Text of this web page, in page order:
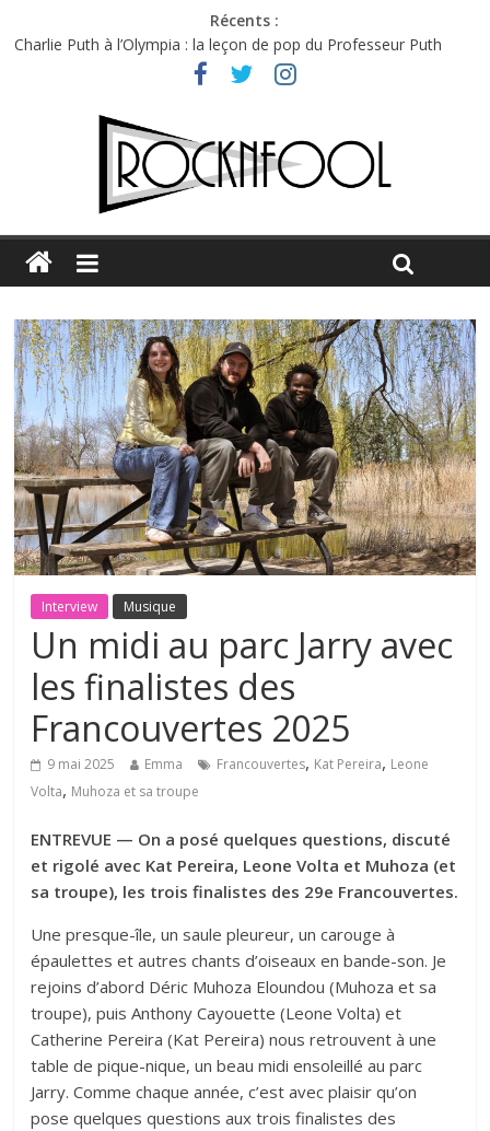
Récents :
Première édition du Midgard Festival : entre bière, métal et
Charlie Puth à l’Olympia : la leçon de pop du Professeur Puth
Hellfest 2026 vendredi : température et émotions en hausse
Hellfest 2026 jeudi : impossible de choisir entre chaleur et bonne
Interview Musique
Un midi au parc Jarry avec
les finalistes des
Francouvertes 2025
9 mai 2025 Emma Francouvertes, Kat Pereira, Leone
Volta, Muhoza et sa troupe
ENTREVUE — On a posé quelques questions, discuté
et rigolé avec Kat Pereira, Leone Volta et Muhoza (et
sa troupe), les trois finalistes des 29e Francouvertes.
Une presque-île, un saule pleureur, un carouge à
épaulettes et autres chants d’oiseaux en bande-son. Je
rejoins d’abord Déric Muhoza Eloundou (Muhoza et sa
troupe), puis Anthony Cayouette (Leone Volta) et
Catherine Pereira (Kat Pereira) nous retrouvent à une
table de pique-nique, un beau midi ensoleillé au parc
Jarry. Comme chaque année, c’est avec plaisir qu’on
pose quelques questions aux trois finalistes des